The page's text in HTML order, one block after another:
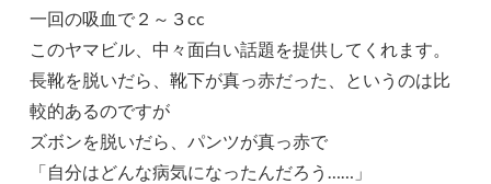
一回の吸血で２～３cc
このヤマビル、中々面白い話題を提供してくれます。
長靴を脱いだら、靴下が真っ赤だった、というのは比
較的あるのですが
ズボンを脱いだら、パンツが真っ赤で
「自分はどんな病気になったんだろう……」